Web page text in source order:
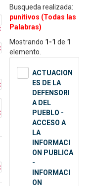
Busqueda realizada:
punitivos (Todas las
Palabras)
Mostrando 1-1 de 1
elemento.
ACTUACION
ES DE LA
DEFENSORI
A DEL
PUEBLO -
ACCESO A
LA
INFORMACI
ON PUBLICA
-
INFORMACI
ON